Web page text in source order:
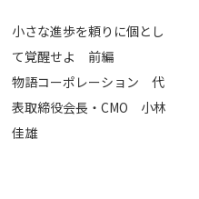
小さな進歩を頼りに個とし
て覚醒せよ 前編
物語コーポレーション 代
表取締役会長・CMO 小林
佳雄